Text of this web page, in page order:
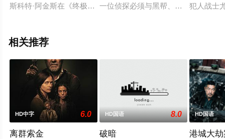
斯科特·阿金斯在《终极斗士3》《近距离》之后再一次与导演
一位侦探必须与黑帮、女明星以及自
犯人战士
相关推荐
HD中字 6.0
离群索金
HD国语 8.0
破暗
HD国语
港城大